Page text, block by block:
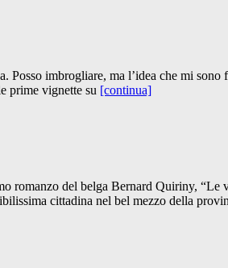
Posso imbrogliare, ma l’idea che mi
prime vignette su [continua]
romanzo del belga Bernard Quiriny,
cittadina nel bel mezzo della